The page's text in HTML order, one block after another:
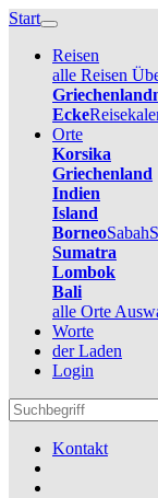
Start
Reisen
alle Reisen
Griechenland
Ecke
Orte
Korsika
Griechenland
Indien
Island
BorneoSabah
Sumatra
Lombok
Bali
alle Orte
Worte
der Laden
Login
Kontakt